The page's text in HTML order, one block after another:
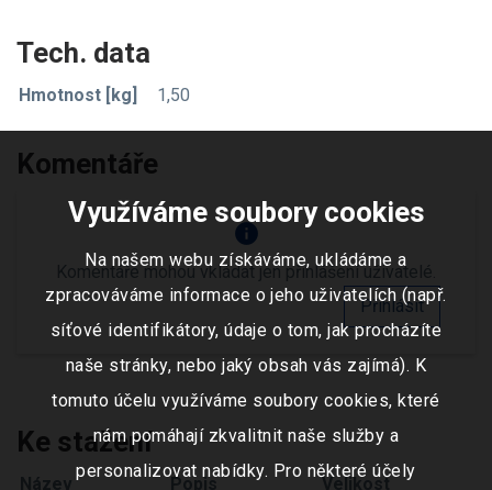
Tech. data
Hmotnost [kg] 1,50
Komentáře
info
Komentáře mohou vkládat jen přihlášení uživatelé.
Přihlásit
Ke stažení
Název Popis Velikost
Využíváme soubory cookies
Na našem webu získáváme, ukládáme a
zpracováváme informace o jeho uživatelích (např.
síťové identifikátory, údaje o tom, jak procházíte
naše stránky, nebo jaký obsah vás zajímá). K
tomuto účelu využíváme soubory cookies, které
nám pomáhají zkvalitnit naše služby a
personalizovat nabídky. Pro některé účely